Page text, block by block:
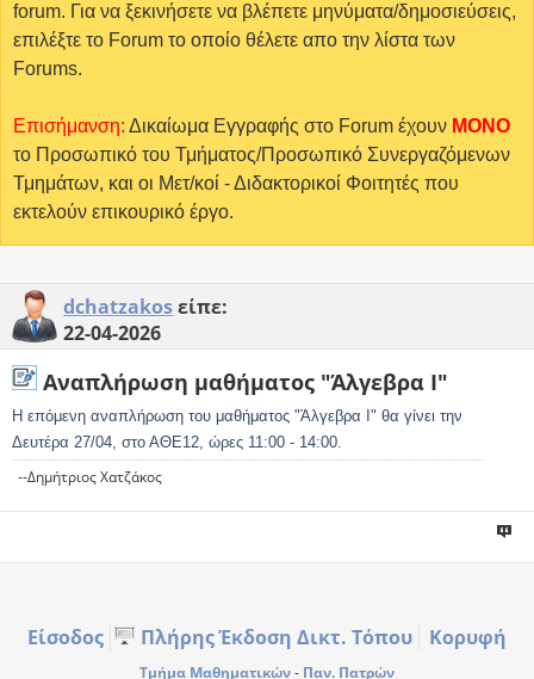
forum. Για να ξεκινήσετε να βλέπετε μηνύματα/δημοσιεύσεις,
επιλέξτε το Forum το οποίο θέλετε απο την λίστα των
Forums.
Επισήμανση: Δικαίωμα Εγγραφής στο Forum έχουν MONO
το Προσωπικό του Τμήματος/Προσωπικό Συνεργαζόμενων
Τμημάτων, και οι Μετ/κοί - Διδακτορικοί Φοιτητές που
εκτελούν επικουρικό έργο.
dchatzakosείπε:
22-04-2026
Αναπλήρωση μαθήματος "Άλγεβρα Ι"
Η επόμενη αναπλήρωση του μαθήματος "Άλγεβρα Ι" θα γίνει την
Δευτέρα 27/04, στο ΑΘΕ12, ώρες 11:00 - 14:00.
--Δημήτριος Χατζάκος
Είσοδος Πλήρης Έκδοση Δικτ. Τόπου Κορυφή
Τμήμα Μαθηματικών- Παν. Πατρών